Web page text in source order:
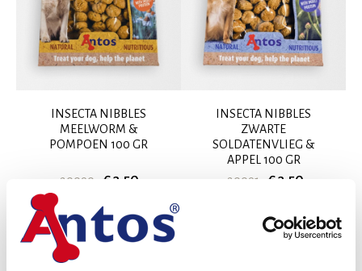
INSECTA NIBBLES
MEELWORM &
POMPOEN 100 GR
20090 € 3,50
INSECTA NIBBLES
ZWARTE
SOLDATENVLIEG &
APPEL 100 GR
20091 € 3,50